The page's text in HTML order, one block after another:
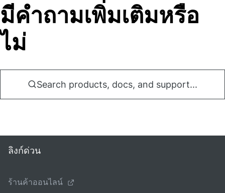
มีคําถามเพิ่มเติมหรือ
ไม่
Search products, docs, and support...
ลิงก์ด่วน
ร้านค้าออนไลน์